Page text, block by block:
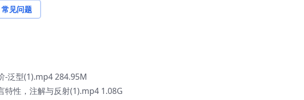
常见问题
-泛型(1).mp4 284.95M
特性，注解与反射(1).mp4 1.08G